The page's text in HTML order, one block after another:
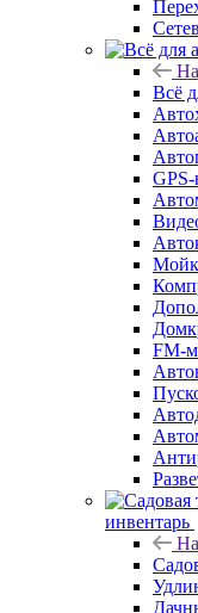
Всё
FM-
инвентарь